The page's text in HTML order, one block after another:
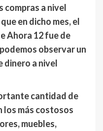
compras a nivel
en dicho mes, el
Ahora 12 fue de
observar un
dinero a nivel
cantidad de
los más costosos
muebles,